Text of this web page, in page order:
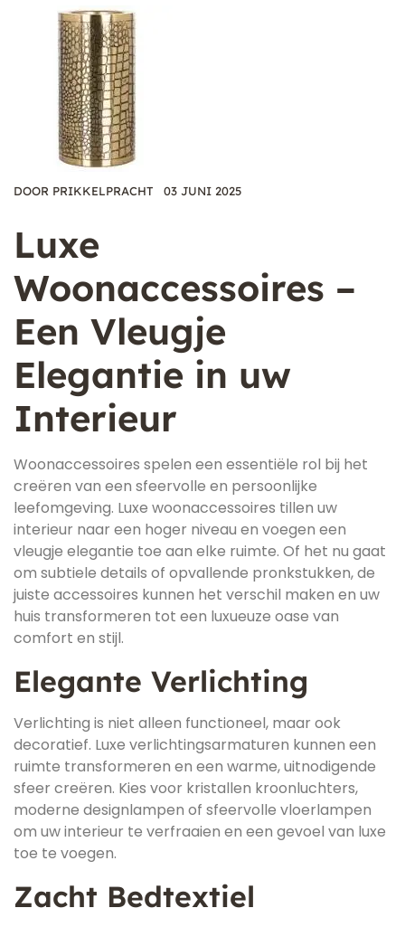
DOOR PRIKKELPRACHT 03 JUNI 2025
Luxe
Woonaccessoires –
Een Vleugje
Elegantie in uw
Interieur
Woonaccessoires spelen een essentiële rol bij het
creëren van een sfeervolle en persoonlijke
leefomgeving. Luxe woonaccessoires tillen uw
interieur naar een hoger niveau en voegen een
vleugje elegantie toe aan elke ruimte. Of het nu gaat
om subtiele details of opvallende pronkstukken, de
juiste accessoires kunnen het verschil maken en uw
huis transformeren tot een luxueuze oase van
comfort en stijl.
Elegante Verlichting
Verlichting is niet alleen functioneel, maar ook
decoratief. Luxe verlichtingsarmaturen kunnen een
ruimte transformeren en een warme, uitnodigende
sfeer creëren. Kies voor kristallen kroonluchters,
moderne designlampen of sfeervolle vloerlampen
om uw interieur te verfraaien en een gevoel van luxe
toe te voegen.
Zacht Bedtextiel